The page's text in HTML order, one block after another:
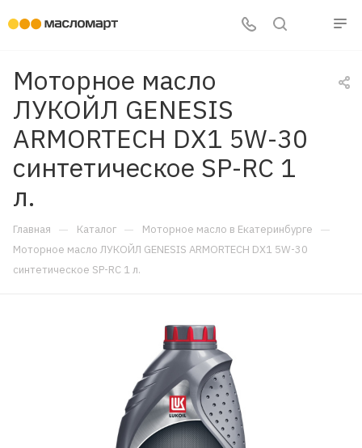
Моторное масло
ЛУКОЙЛ GENESIS
ARMORTECH DX1 5W-30
синтетическое SP-RC 1
л.
Главная — Каталог — Моторное масло в Екатеринбурге —
Моторное масло ЛУКОЙЛ GENESIS ARMORTECH DX1 5W-30
синтетическое SP-RC 1 л.